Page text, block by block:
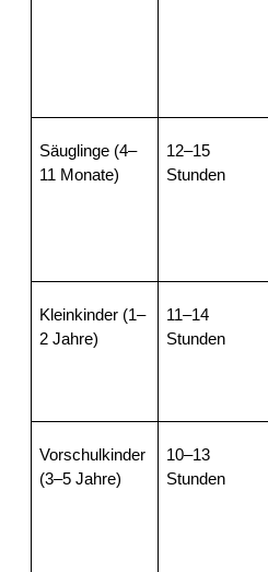
Säuglinge (4–
11 Monate)
12–15
Stunden
Kleinkinder (1–
2 Jahre)
11–14
Stunden
Vorschulkinder
(3–5 Jahre)
10–13
Stunden